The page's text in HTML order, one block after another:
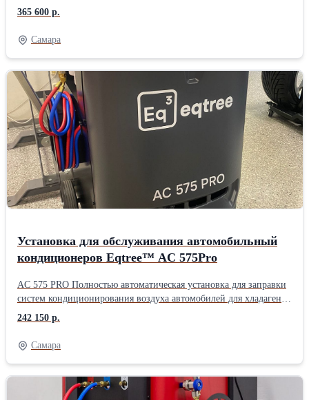
функций и возможностей. Полностью автоматическая, подходит
для бензиновых, дизельных, электрических и гибридных
транспортных средств. Объединяет функции безразборной
промывки и диагностики, регенерации хладагента, заправки и
вакуумирования. Точный контроль всех жидкостей по весу,
объёмный внутренний бак 22 кг, сенсорное управление на
современном промышленном экране. Подходит для бензиновых,
дизельных автомобилей, электромобилей (BEV) и гибридных
транспортных средств. Поддержка дистанционного управления
через диагностический планшет. Поддержка заправки PAG/POE
масла и УФ-индикаторной жидкости. Новая патентованная
конструкция установки и уникальный модуль сепарации масла и
газа обеспечивают более эффективные и стабильные рабочие
качества.
365 600 р.
Самара
Установка для обслуживания автомобильный
кондиционеров Eqtree™ AC 575Pro
AC 575 PRO Полностью автоматическая установка для заправки
систем кондиционирования воздуха автомобилей для хладагента
R134a. Удобное и понятное русифицированное меню. 7-ти
дюймовый сенсорный дисплей. Встроенный принтер. Большие
(Offraod) задние колеса. Ресурс фильтра на 100 кг. Функция
промывки контура кондиционера. Работы с гибридными
автомобилями. Автоматические функции: Откачка и
рециркуляция хладагента; Отделение отработанного масла;
Программируемый вакуум; Тест системы на утечки;
242 150 р.
Самара